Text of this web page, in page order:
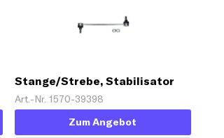
Stange/Strebe, Stabilisator
Art.-Nr. 1570-39398
Zum Angebot